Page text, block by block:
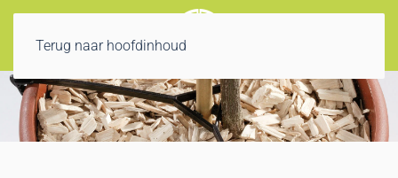
Terug naar hoofdinhoud